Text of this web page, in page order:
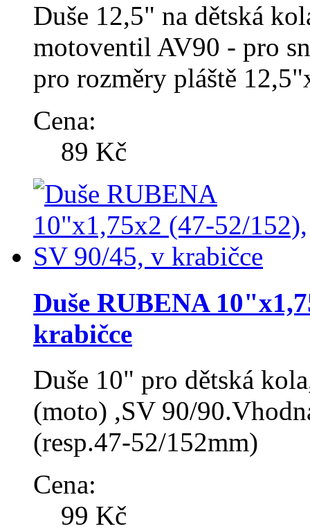
Duše 12,5" na dětská
motoventil AV90 - pro
pro rozměry pláště
Cena:
89 Kč
Duše RUBENA
krabičce
Duše 10" pro dětská
(moto) ,SV 90/
(resp.47-52/152mm)
Cena:
99 Kč